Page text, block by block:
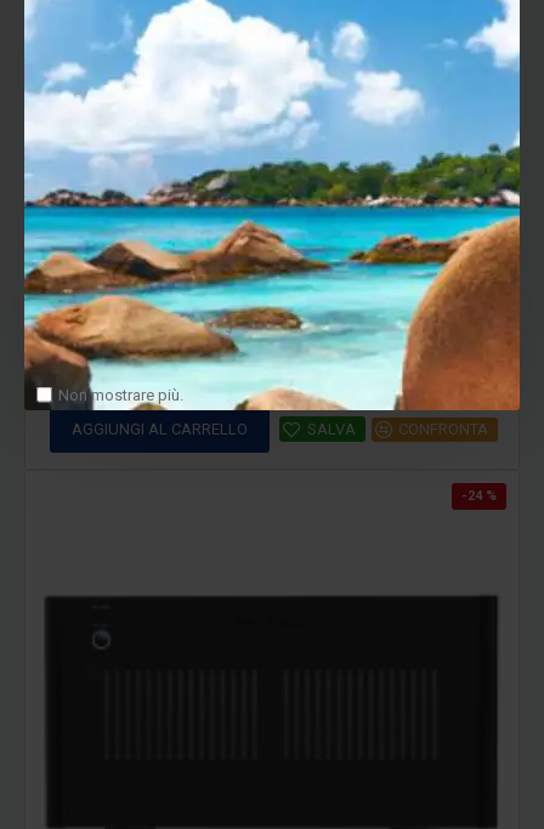
Non mostrare più.
Rotel RB-1552 MKII – Amplificatore Finale Stereo Classe AB
949.00€
1,249.00€
AGGIUNGI AL CARRELLO SALVA CONFRONTA
-24 %